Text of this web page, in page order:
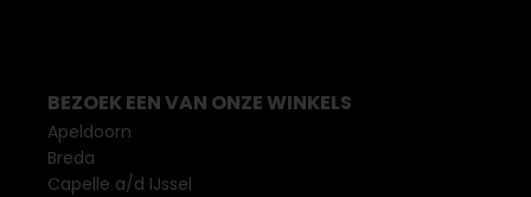
BEZOEK EEN VAN ONZE WINKELS
Apeldoorn
Breda
Capelle a/d IJssel